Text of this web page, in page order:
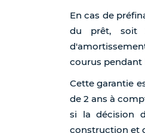
En cas de
du prêt, soit
courus pendant
Cette garantie
de 2 ans à
si la décision
construction et